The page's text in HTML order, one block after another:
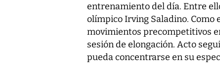
entrenamiento del día. Entre
olímpico Irving Saladino. Como
movimientos precompetitivos
sesión de elongación. Acto
pueda concentrarse en su